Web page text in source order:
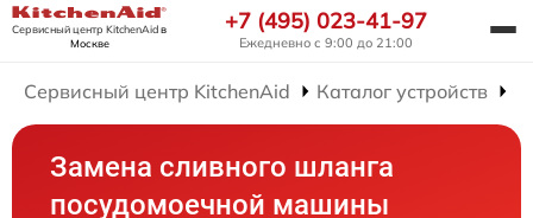
Сервисный центр KitchenAidв
Москве
+7 (495) 023-41-97
Ежедневно с 9:00 до 21:00
Сервисный центр KitchenAid Каталог устройств
Замена сливного шланга
посудомоечной машины